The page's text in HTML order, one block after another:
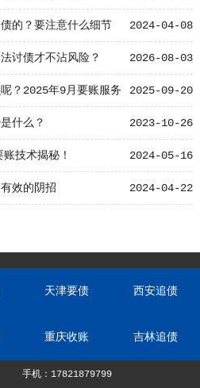
2024-04-08
的？要注意什么细节
2026-08-03
讨债才不沾风险？
2025-09-20
？2025年9月要账服务
2023-10-26
什么？
2024-05-16
技术揭秘！
2024-04-22
效的阴招
天津要债 西安追债
重庆收账 吉林追债
手机：17821879799